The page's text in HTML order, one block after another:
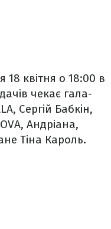
квітня о 18:00 в
чекає гала-
Сергій Бабкін,
Андріана,
Тіна Кароль.